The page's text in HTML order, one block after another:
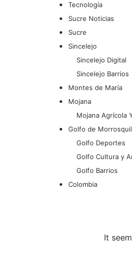
Tecnología
Sucre Noticias
Sucre
Sincelejo
Sincelejo Digital
Sincelejo Barrios
Montes de María
Mojana
Mojana Agrícola
Golfo de
Golfo Deportes
Golfo Cultura y
Golfo Barrios
Colombia
It